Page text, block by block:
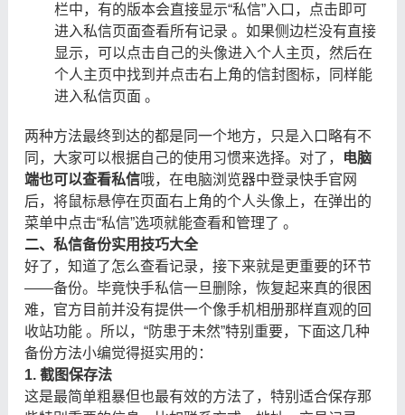
栏中，有的版本会直接显示“私信”入口，点击即可
进入私信页面查看所有记录 。如果侧边栏没有直接
显示，可以点击自己的头像进入个人主页，然后在
个人主页中找到并点击右上角的信封图标，同样能
进入私信页面 。
两种方法最终到达的都是同一个地方，只是入口略有不
同，大家可以根据自己的使用习惯来选择。对了，
电脑
端也可以查看私信哦，在电脑浏览器中登录快手官网
后，将鼠标悬停在页面右上角的个人头像上，在弹出的
菜单中点击“私信”选项就能查看和管理了 。
二、私信备份实用技巧大全
好了，知道了怎么查看记录，接下来就是更重要的环节
——备份。毕竟快手私信一旦删除，恢复起来真的很困
难，官方目前并没有提供一个像手机相册那样直观的回
收站功能 。所以，“防患于未然”特别重要，下面这几种
备份方法小编觉得挺实用的：
1. 截图保存法
这是最简单粗暴但也最有效的方法了，特别适合保存那